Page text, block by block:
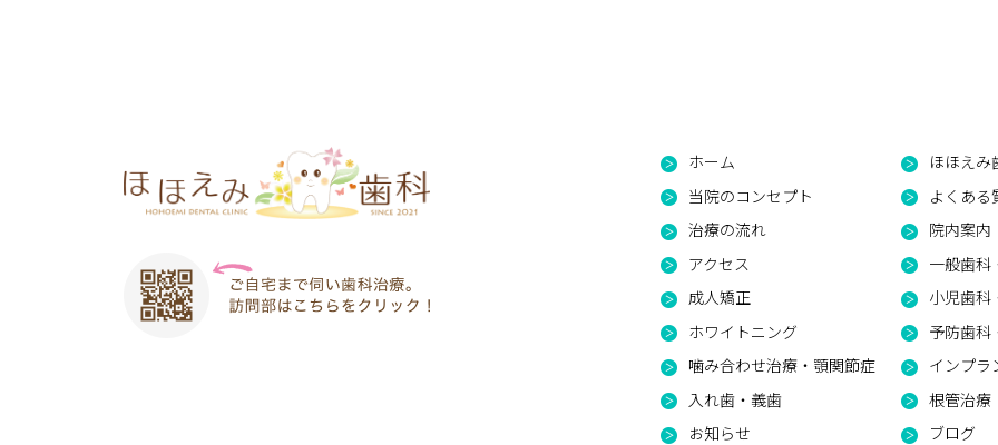
ホーム
ほほえみ
当院のコンセプト
よくある
治療の流れ
院内案内
アクセス
一般歯科
成人矯正
小児歯科
ホワイトニング
予防歯科
噛み合わせ治療・顎関節症
インプラ
入れ歯・義歯
根管治療
お知らせ
ブログ